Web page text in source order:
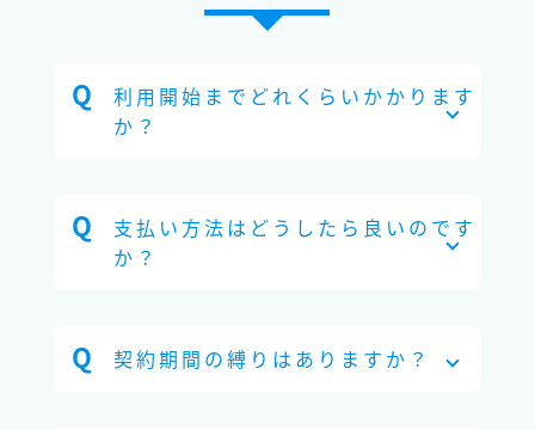
利用開始までどれくらいかかります
か？
支払い方法はどうしたら良いのです
か？
契約期間の縛りはありますか？